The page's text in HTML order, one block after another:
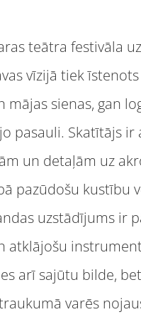
teātra festivāla
vīzijā tiek
mājas sienas, gan
pasauli. Skatītājs
un detaļām uz
pazūdošu kustību
uzstādījums ir
atklājošu
arī sajūtu bilde,
varēs